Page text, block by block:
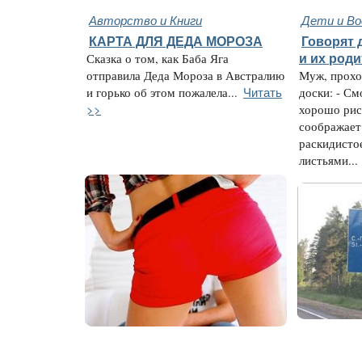
Авторство и Книги Дети и
КАРТА ДЛЯ ДЕДА МОРОЗА
Сказка о том, как Баба Яга
отправила Деда Мороза в Австралию
и горько об этом пожалела... Читать
>>
Говорят
и их
Муж,
доски: -
хорошо
листьями...